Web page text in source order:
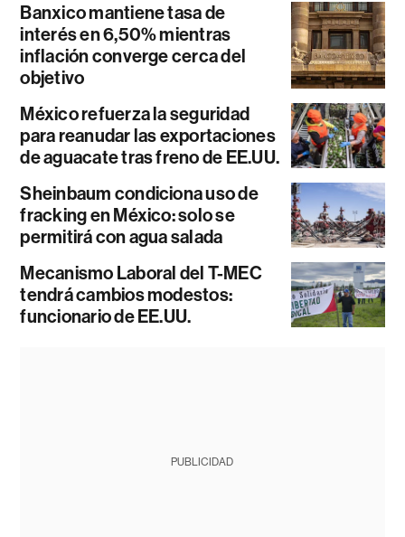
Banxico mantiene tasa de
interés en 6,50% mientras
inflación converge cerca del
objetivo
México refuerza la seguridad
para reanudar las exportaciones
de aguacate tras freno de EE.UU.
Sheinbaum condiciona uso de
fracking en México: solo se
permitirá con agua salada
Mecanismo Laboral del T-MEC
tendrá cambios modestos:
funcionario de EE.UU.
PUBLICIDAD